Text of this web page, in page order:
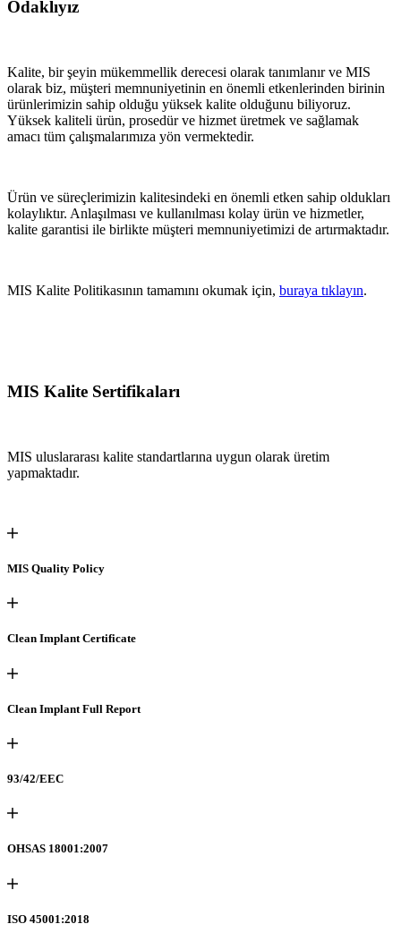
Odaklıyız
Kalite, bir şeyin mükemmellik derecesi olarak tanımlanır ve MIS
olarak biz, müşteri memnuniyetinin en önemli etkenlerinden birinin
ürünlerimizin sahip olduğu yüksek kalite olduğunu biliyoruz.
Yüksek kaliteli ürün, prosedür ve hizmet üretmek ve sağlamak
amacı tüm çalışmalarımıza yön vermektedir.
Ürün ve süreçlerimizin kalitesindeki en önemli etken sahip oldukları
kolaylıktır. Anlaşılması ve kullanılması kolay ürün ve hizmetler,
kalite garantisi ile birlikte müşteri memnuniyetimizi de artırmaktadır.
MIS Kalite Politikasının tamamını okumak için, buraya tıklayın.
MIS Kalite Sertifikaları
MIS uluslararası kalite standartlarına uygun olarak üretim
yapmaktadır.
MIS Quality Policy
Clean Implant Certificate
Clean Implant Full Report
93/42/EEC
OHSAS 18001:2007
ISO 45001:2018